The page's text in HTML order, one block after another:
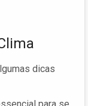
dicas
para se